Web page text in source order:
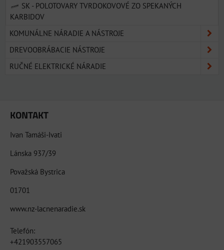
SK - POLOTOVARY TVRDOKOVOVÉ ZO SPEKANÝCH
KARBIDOV
KOMUNÁLNE NÁRADIE A NÁSTROJE
DREVOOBRÁBACIE NÁSTROJE
RUČNÉ ELEKTRICKÉ NÁRADIE
KONTAKT
Ivan Tamáši-Ivati
Lánska 937/39
Považská Bystrica
01701
www.nz-lacnenaradie.sk
Telefón:
+421903557065